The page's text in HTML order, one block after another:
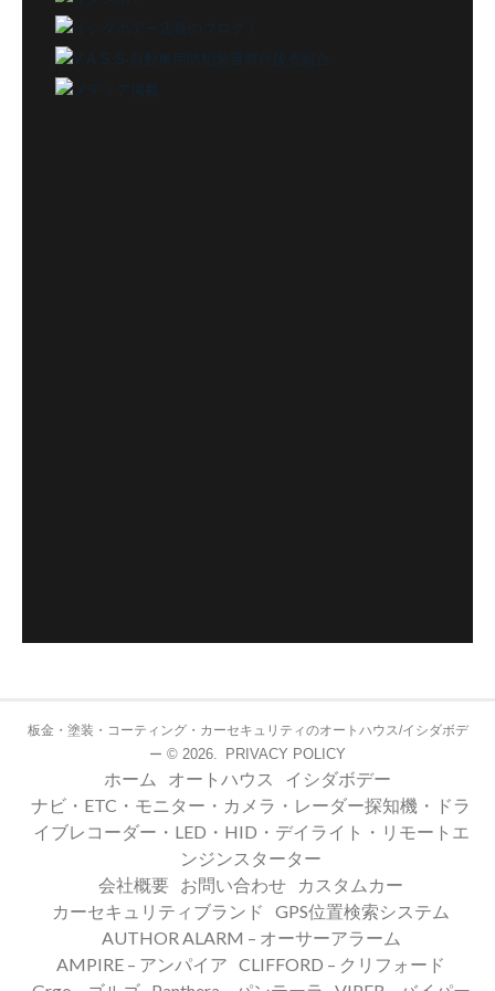
板金・塗装・コーティング・カーセキュリティのオートハウス/イシダボデ
ー © 2026. PRIVACY POLICY
ホーム オートハウス
イシダボデー
ナビ・ETC・モニター・カメラ・レーダー探知機・ドラ
イブレコーダー・LED・HID・デイライト・リモートエ
ンジンスターター
会社概要 お問い合わせ
カスタムカー
カーセキュリティブランド
GPS位置検索システム
AUTHOR ALARM – オーサーアラーム
AMPIRE – アンパイア CLIFFORD – クリフォード